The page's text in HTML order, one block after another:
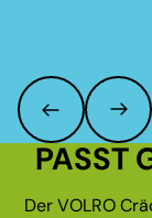
PASST
Der VOLRO